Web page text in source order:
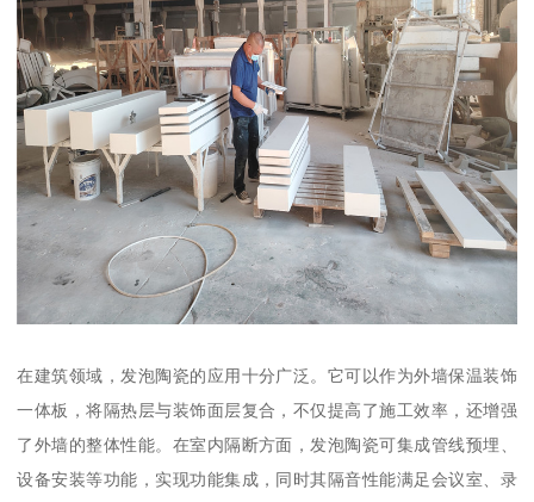
在建筑领域，发泡陶瓷的应用十分广泛。它可以作为外墙保温装饰
一体板，将隔热层与装饰面层复合，不仅提高了施工效率，还增强
了外墙的整体性能。在室内隔断方面，发泡陶瓷可集成管线预埋、
设备安装等功能，实现功能集成，同时其隔音性能满足会议室、录